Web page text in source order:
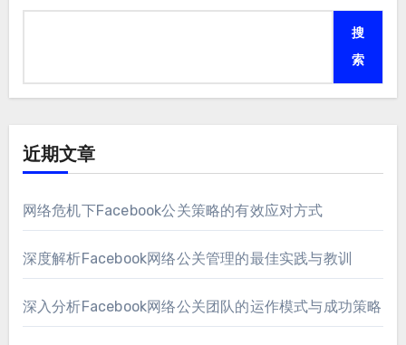
搜
索
近期文章
网络危机下Facebook公关策略的有效应对方式
深度解析Facebook网络公关管理的最佳实践与教训
深入分析Facebook网络公关团队的运作模式与成功策略